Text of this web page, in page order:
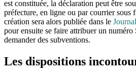
est constituée, la déclaration peut être
préfecture, en ligne ou par courrier sous
création sera alors publiée dans le
pour ensuite se faire attribuer un
demander des subventions.
Les dispositions